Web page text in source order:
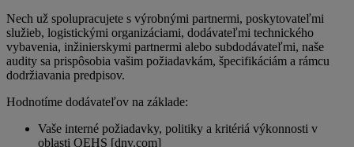
Nech už spolupracujete s výrobnými partnermi, poskytovateľmi
služieb, logistickými organizáciami, dodávateľmi technického
vybavenia, inžinierskymi partnermi alebo subdodávateľmi, naše
audity sa prispôsobia vašim požiadavkám, špecifikáciám a rámcu
dodržiavania predpisov.
Hodnotíme dodávateľov na základe:
Vaše interné požiadavky, politiky a kritériá výkonnosti v
oblasti QEHS [dnv.com]